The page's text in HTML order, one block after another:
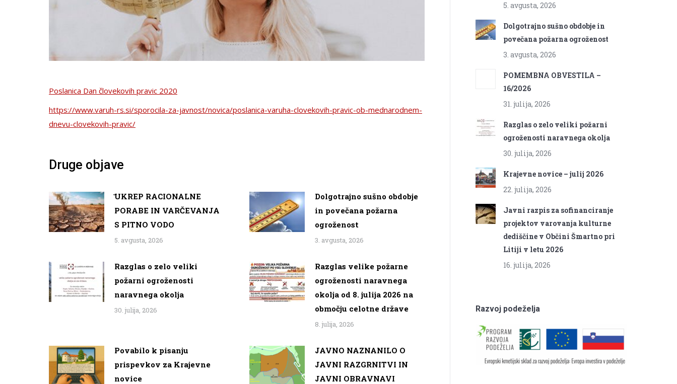
Poslanica Dan človekovih pravic 2020
https://www.varuh-rs.si/sporocila-za-javnost/novica/poslanica-varuha-clovekovih-pravic-ob-mednarodnem-
dnevu-clovekovih-pravic/
Druge objave
̌UKREP RACIONALNE
PORABE IN VARČEVANJA
S PITNO VODO
5. avgusta, 2026
Dolgotrajno sušno obdobje
in povečana požarna
ogroženost
3. avgusta, 2026
Razglas o zelo veliki
požarni ogroženosti
naravnega okolja
30. julija, 2026
Razglas velike požarne
ogroženosti naravnega
okolja od 8. julija 2026 na
območju celotne države
8. julija, 2026
Povabilo k pisanju
prispevkov za Krajevne
novice
JAVNO NAZNANILO O
JAVNI RAZGRNITVI IN
JAVNI OBRAVNAVI
5. avgusta, 2026
Dolgotrajno sušno obdobje in
povečana požarna ogroženost
3. avgusta, 2026
POMEMBNA OBVESTILA –
16/2026
31. julija, 2026
Razglas o zelo veliki požarni
ogroženosti naravnega okolja
30. julija, 2026
Krajevne novice – julij 2026
22. julija, 2026
Javni razpis za sofinanciranje
projektov varovanja kulturne
dediščine v Občini Šmartno pri
Litiji v letu 2026
16. julija, 2026
Razvoj podeželja